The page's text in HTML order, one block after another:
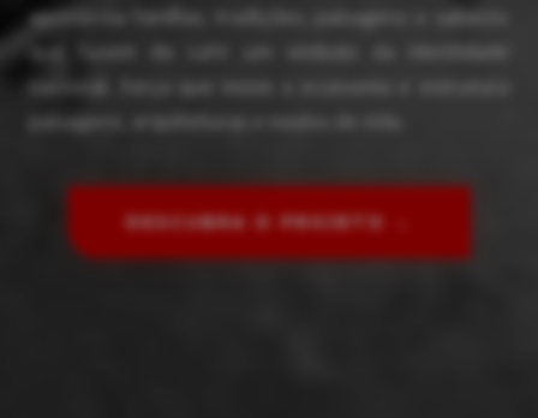
apresenta famílias, tradições, paisagens e saberes
que fazem do café um símbolo da identidade
nacional, força que move a economia e estrutura
paisagens, arquiteturas e modos de vida.
DESCUBRA O PROJETO →